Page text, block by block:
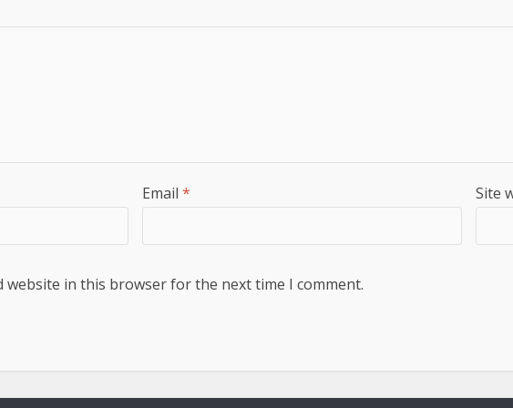
Email * Site
website in this browser for the next time I comment.